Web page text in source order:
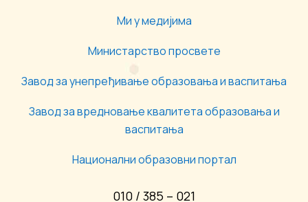
Ми у медијима
Министарство просвете
Завод за унепређивање образовања и васпитања
Завод за вредновање квалитета образовања и
васпитања
Национални образовни портал
010 / 385 – 021